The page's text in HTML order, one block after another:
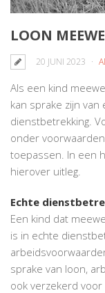
LOON
20 JUNI 2023
Als een kind
kan sprake zijn
dienstbetrekking.
onder
toepassen. In een
hierover uitleg.
Echte
Een kind dat
is in echte
sprake van loon,
ook verzekerd